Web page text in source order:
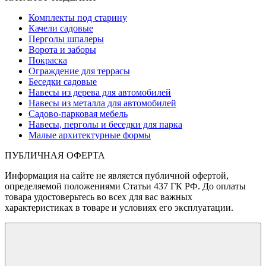
Комплекты под старину
Качели садовые
Перголы шпалеры
Ворота и заборы
Покраска
Ограждение для террасы
Беседки садовые
Навесы из дерева для автомобилей
Навесы из металла для автомобилей
Садово-парковая мебель
Навесы, перголы и беседки для парка
Малые архитектурные формы
ПУБЛИЧНАЯ ОФЕРТА
Информация на сайте не является публичной офертой,
определяемой положениями Статьи 437 ГК РФ. До оплаты
товара удостоверьтесь во всех для вас важных
характеристиках в товаре и условиях его эксплуатации.